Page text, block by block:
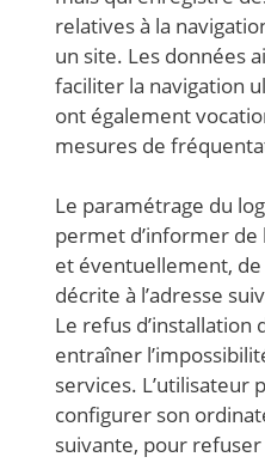
relatives à la
un site. Les données
faciliter la navigation
ont également
mesures de
Le paramétrage du
permet d’informer de
et éventuellement,
décrite à l’adresse
Le refus d’installation
entraîner
services. L’utilisateur
configurer son
suivante, pour refuser